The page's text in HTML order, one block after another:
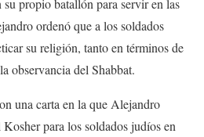
propio batallón para servir en las
ordenó que a los soldados
su religión, tanto en términos de
observancia del Shabbat.
una carta en la que Alejandro
para los soldados judíos en